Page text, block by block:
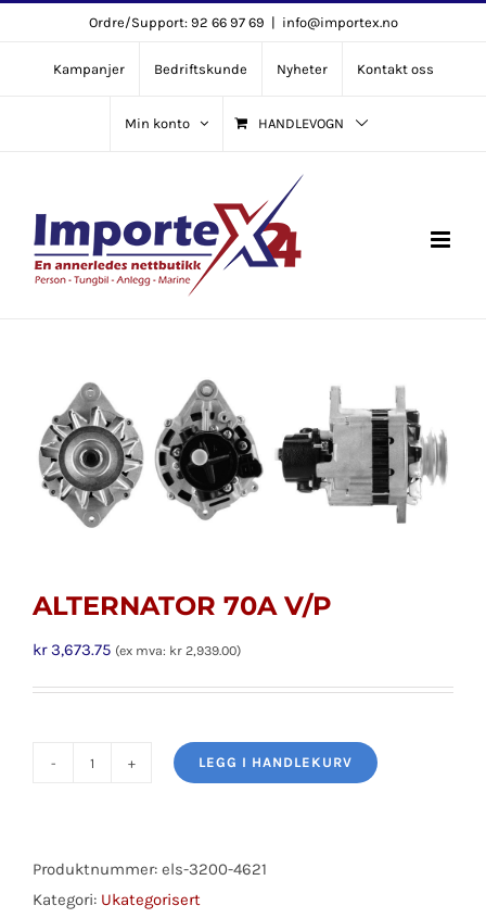
content
Ordre/Support: 92 66 97 69 | info@importex.no
Kampanjer Bedriftskunde Nyheter Kontakt oss
Min konto HANDLEVOGN
ALTERNATOR 70A V/P
kr3,673.75 (ex mva: kr 2,939.00)
ALTERNATOR
antall
LEGG I HANDLEKURV
Produktnummer: els-3200-4621
Kategori: Ukategorisert